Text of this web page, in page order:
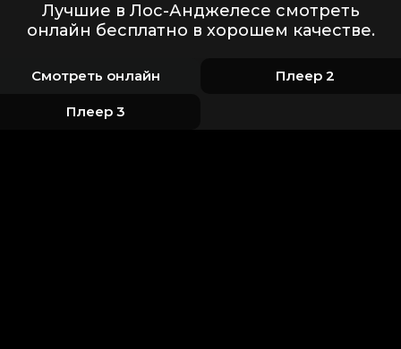
Лучшие в Лос-Анджелесе смотреть
онлайн бесплатно в хорошем качестве.
Смотреть онлайн Плеер 2
Плеер 3